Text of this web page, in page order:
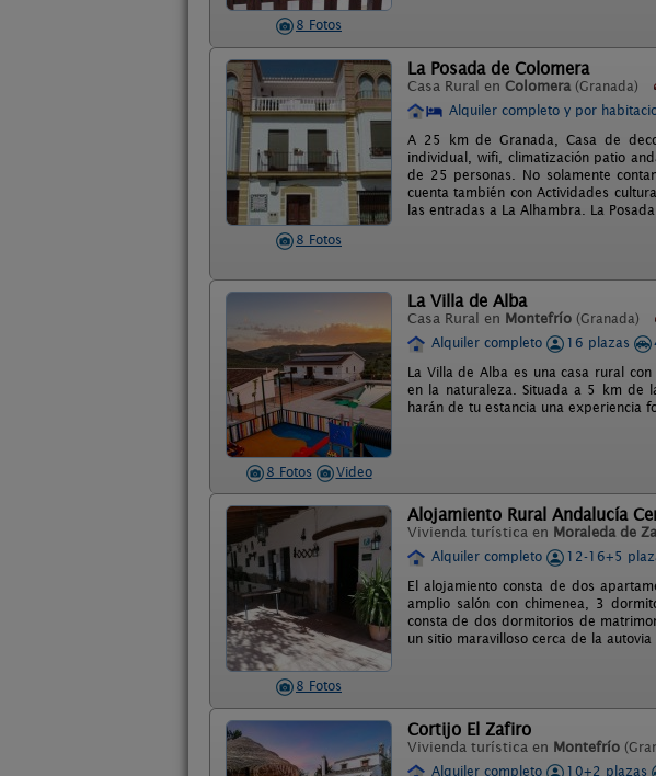
8 Fotos
8 Fotos
La Posada de Colomera
Casa Rural en Colomera (Granada)
Alquiler completo y por
A 25 km de Granada, Casa de
individual, wifi, climatización patio
de 25 personas. No solamente
cuenta también con Actividades
las entradas a La Alhambra. La
8 Fotos Video
La Villa de Alba
Casa Rural en Montefrío (Granada)
Alquiler completo
16 plazas
La Villa de Alba es una casa rural
en la naturaleza. Situada a 5 km de
harán de tu estancia una experiencia
8 Fotos
Alojamiento Rural Andalucía
Vivienda turística en Moraleda de
Alquiler completo
12-16+5
El alojamiento consta de dos
amplio salón con chimenea, 3
consta de dos dormitorios de
un sitio maravilloso cerca de la
Cortijo El Zafiro
Vivienda turística en Montefrío
Alquiler completo
10+2 plazas